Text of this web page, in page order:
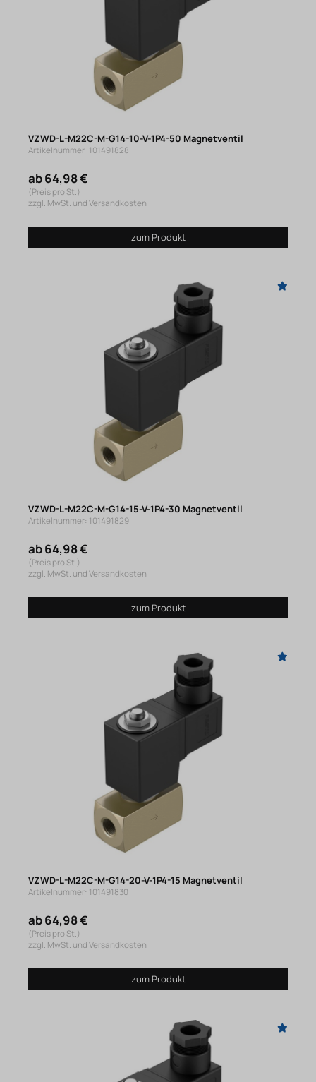
VZWD-L-M22C-M-G14-10-V-1P4-50 Magnetventil
Artikelnummer: 101491828
ab 64,98 €
(Preis pro St.)
zzgl. MwSt. und Versandkosten
zum Produkt
VZWD-L-M22C-M-G14-15-V-1P4-30 Magnetventil
Artikelnummer: 101491829
ab 64,98 €
(Preis pro St.)
zzgl. MwSt. und Versandkosten
zum Produkt
VZWD-L-M22C-M-G14-20-V-1P4-15 Magnetventil
Artikelnummer: 101491830
ab 64,98 €
(Preis pro St.)
zzgl. MwSt. und Versandkosten
zum Produkt